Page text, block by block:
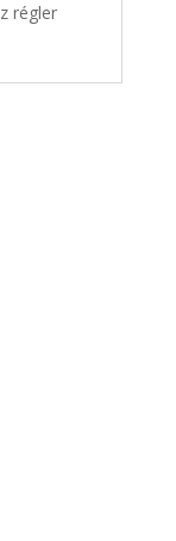
régler